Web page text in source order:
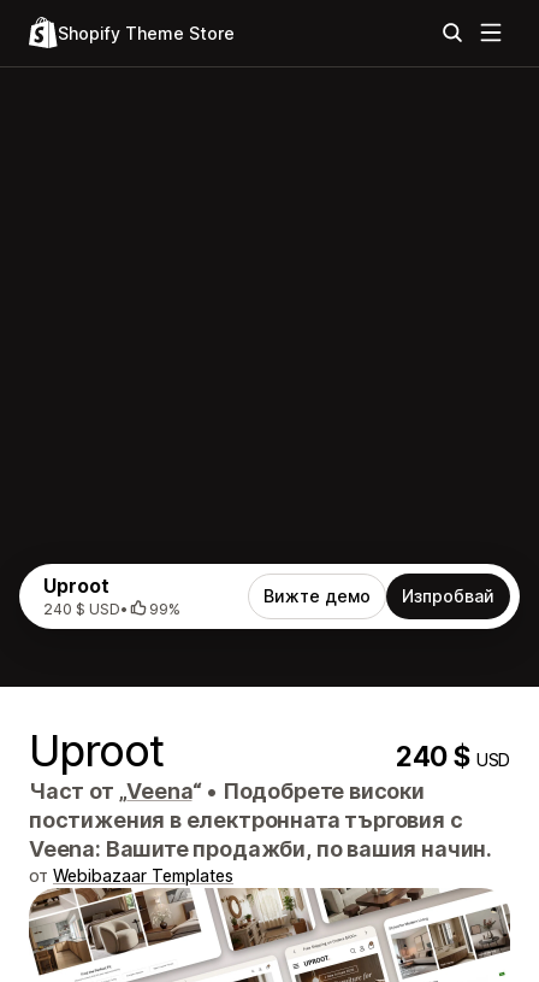
Shopify Theme Store
Uproot
240 $ USD• 99%
Вижте демо Изпробвай
Uproot 240 $USD
Част от „Veena“ • Подобрете високи
постижения в електронната търговия с
Veena: Вашите продажби, по вашия начин.
от Webibazaar Templates